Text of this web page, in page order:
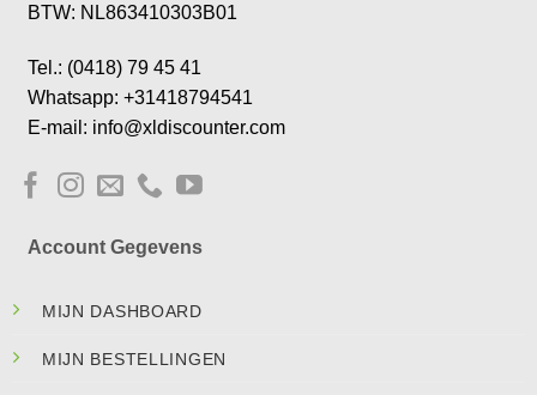
BTW: NL863410303B01
Tel.: (0418) 79 45 41
Whatsapp: +31418794541
E-mail: info@xldiscounter.com
Account Gegevens
MIJN DASHBOARD
MIJN BESTELLINGEN